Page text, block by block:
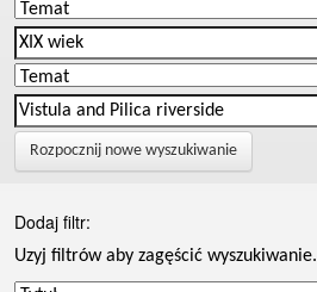
Rozpocznij nowe wyszukiwanie
Dodaj filtr:
Uzyj filtrów aby zagęścić wyszukiwanie.